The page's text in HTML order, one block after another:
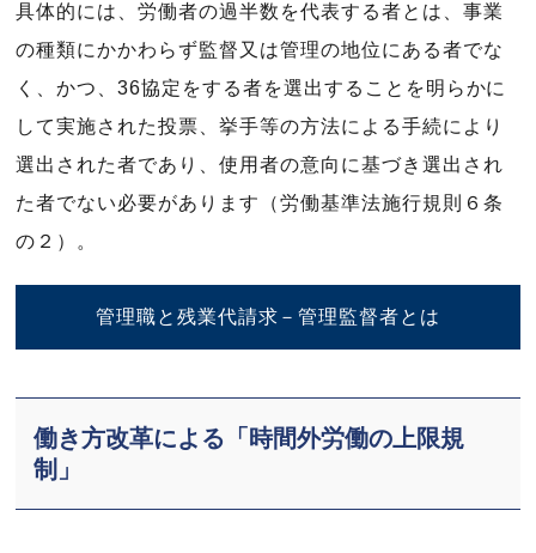
具体的には、労働者の過半数を代表する者とは、事業
の種類にかかわらず監督又は管理の地位にある者でな
く、かつ、36協定をする者を選出することを明らかに
して実施された投票、挙手等の方法による手続により
選出された者であり、使用者の意向に基づき選出され
た者でない必要があります（労働基準法施行規則６条
の２）。
管理職と残業代請求－管理監督者とは
働き方改革による「時間外労働の上限規
制」